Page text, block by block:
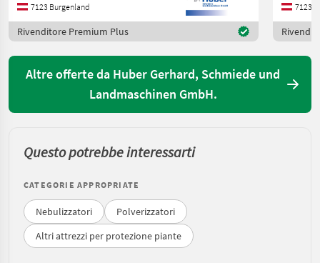
7123 Burgenland
Rivenditore Premium Plus
7123
Altre offerte da Huber Gerhard, Schmiede und
Landmaschinen GmbH.
Questo potrebbe interessarti
CATEGORIE APPROPRIATE
Nebulizzatori
Polverizzatori
Altri attrezzi per protezione piante